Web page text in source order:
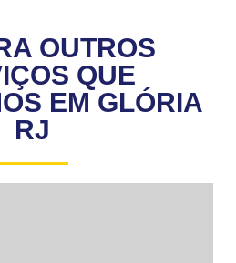
OUTROS
QUE
EM GLÓRIA
RJ